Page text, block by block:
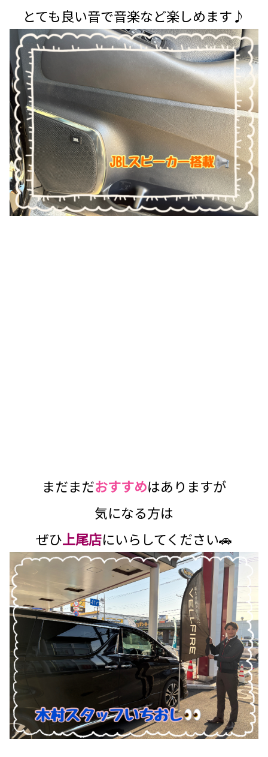
とても良い音で音楽など楽しめます♪
まだまだおすすめはありますが
気になる方は
ぜひ上尾店にいらしてください🚗